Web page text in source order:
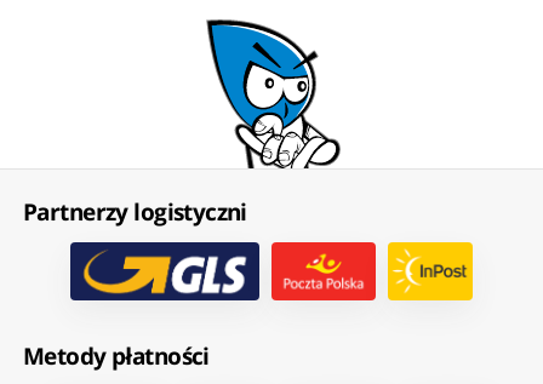
Partnerzy logistyczni
Metody płatności